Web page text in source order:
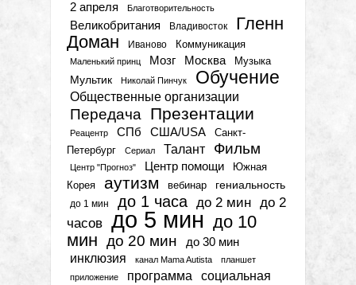
2 апреля Благотворительность
Великобритания Владивосток
Гленн
Доман
Иваново Коммуникация
Маленький принц Мозг Москва Музыка
Мультик Николай Пинчук Обучение
Общественные организации
Передача Презентации
Реацентр СПб США/USA
Санкт-
Петербург
Сериал Талант Фильм
Центр "Прогноз" Центр помощи
Южная
Корея
аутизм вебинар гениальность
до 1 мин до 1 часа до 2 мин до 2
часов до 5 мин до 10
мин до 20 мин до 30 мин
инклюзия канал Mama Autista
планшет
приложение
программа
социальная